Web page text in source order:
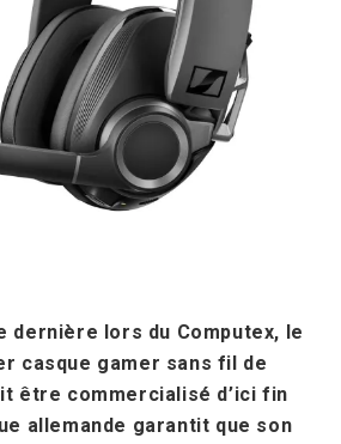
dernière lors du Computex, le
casque gamer sans fil de
être commercialisé d’ici fin
allemande garantit que son